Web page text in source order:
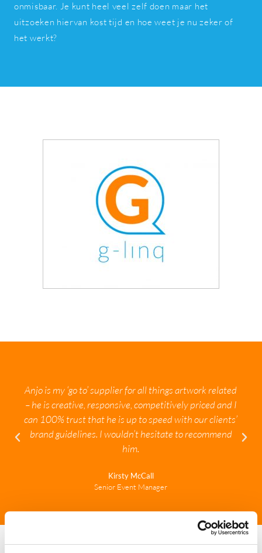
onmisbaar. Je kunt heel veel zelf doen maar het
uitzoeken hiervan kost tijd en hoe weet je nu zeker of
het werkt?
Anjo is my ‘go to’ supplier for all things artwork related
– he is creative, responsive, competitively priced and I
can 100% trust that he is up to speed with our clients’
brand guidelines. I wouldn’t hesitate to recommend
him.
Kirsty McCall
Senior Event Manager
Vormgeving die